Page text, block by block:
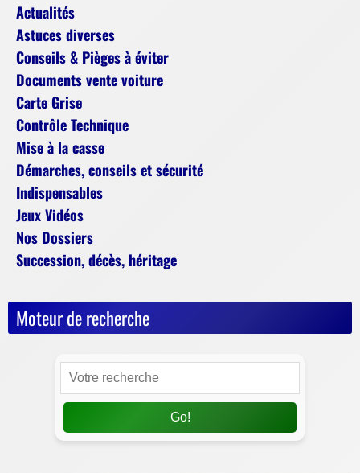
Actualités
Astuces diverses
Conseils & Pièges à éviter
Documents vente voiture
Carte Grise
Contrôle Technique
Mise à la casse
Démarches, conseils et sécurité
Indispensables
Jeux Vidéos
Nos Dossiers
Succession, décès, héritage
Moteur de recherche
Go!